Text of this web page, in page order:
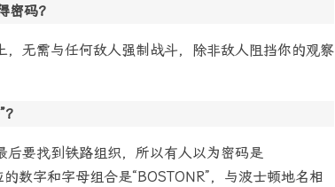
密码？
无需与任何敌人强制战斗，除非敌人阻挡你的观察
要找到铁路组织，所以有人以为密码是
数字和字母组合是“BOSTONR”，与波士顿地名相